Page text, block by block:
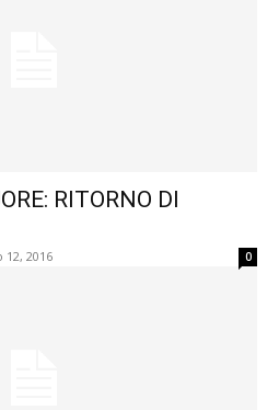
RITORNO DI
12, 2016 0